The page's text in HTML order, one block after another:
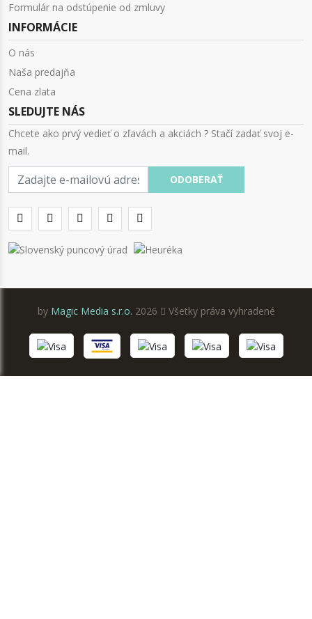
Formulár na odstúpenie od zmluvy
INFORMÁCIE
O nás
Naša predajňa
Cena zlata
SLEDUJTE NÁS
Chcete ako prvý vedieť o zľavách a akciách ? Stačí zadať svoj e-
mail.
mail
ODOBERAŤ
by Magic Media s.r.o. 2026 Všetky práva vyhradené